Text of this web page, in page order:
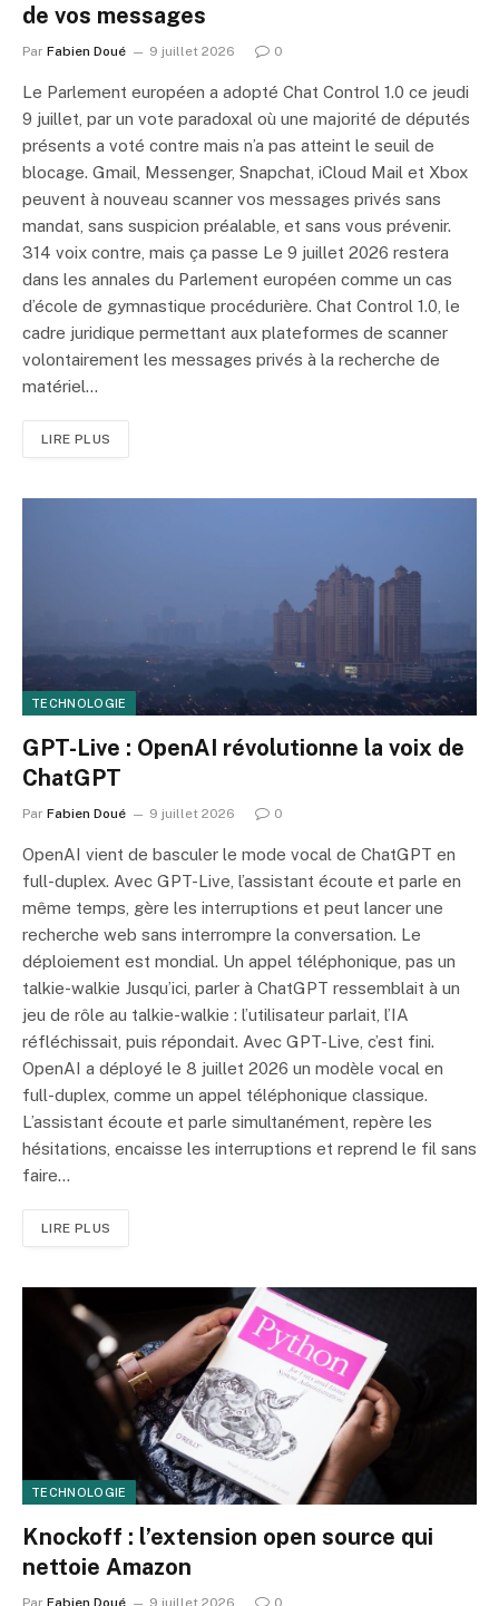
de vos messages
Par Fabien Doué 9 juillet 2026 0
Le Parlement européen a adopté Chat Control 1.0 ce jeudi
9 juillet, par un vote paradoxal où une majorité de députés
présents a voté contre mais n’a pas atteint le seuil de
blocage. Gmail, Messenger, Snapchat, iCloud Mail et Xbox
peuvent à nouveau scanner vos messages privés sans
mandat, sans suspicion préalable, et sans vous prévenir.
314 voix contre, mais ça passe Le 9 juillet 2026 restera
dans les annales du Parlement européen comme un cas
d’école de gymnastique procédurière. Chat Control 1.0, le
cadre juridique permettant aux plateformes de scanner
volontairement les messages privés à la recherche de
matériel…
LIRE PLUS
TECHNOLOGIE
GPT-Live : OpenAI révolutionne la voix de
ChatGPT
Par Fabien Doué 9 juillet 2026 0
OpenAI vient de basculer le mode vocal de ChatGPT en
full-duplex. Avec GPT-Live, l’assistant écoute et parle en
même temps, gère les interruptions et peut lancer une
recherche web sans interrompre la conversation. Le
déploiement est mondial. Un appel téléphonique, pas un
talkie-walkie Jusqu’ici, parler à ChatGPT ressemblait à un
jeu de rôle au talkie-walkie : l’utilisateur parlait, l’IA
réfléchissait, puis répondait. Avec GPT-Live, c’est fini.
OpenAI a déployé le 8 juillet 2026 un modèle vocal en
full-duplex, comme un appel téléphonique classique.
L’assistant écoute et parle simultanément, repère les
hésitations, encaisse les interruptions et reprend le fil sans
faire…
LIRE PLUS
TECHNOLOGIE
Knockoff : l’extension open source qui
nettoie Amazon